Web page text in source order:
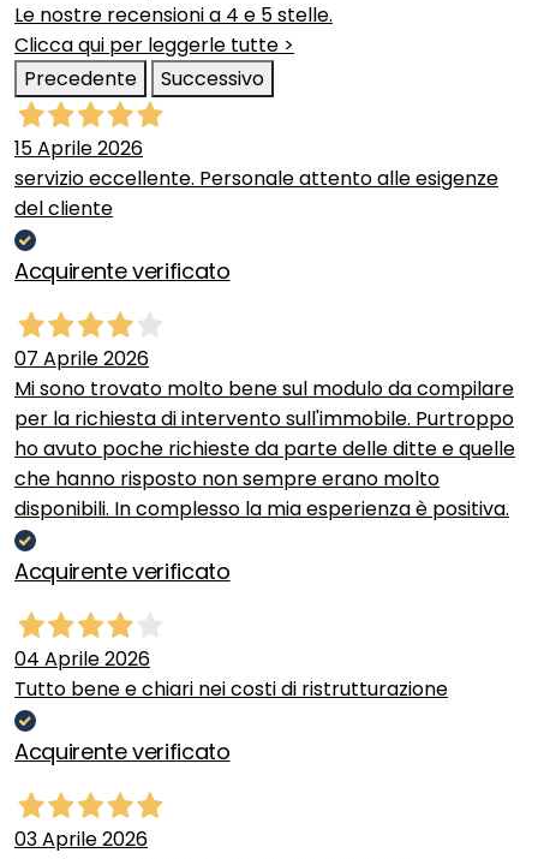
Le nostre recensioni a 4 e 5 stelle.
Clicca qui per leggerle tutte >
Precedente
Successivo
15 Aprile 2026
servizio eccellente. Personale attento alle esigenze
del cliente
Acquirente verificato
07 Aprile 2026
Mi sono trovato molto bene sul modulo da compilare
per la richiesta di intervento sull'immobile. Purtroppo
ho avuto poche richieste da parte delle ditte e quelle
che hanno risposto non sempre erano molto
disponibili. In complesso la mia esperienza è positiva.
Acquirente verificato
04 Aprile 2026
Tutto bene e chiari nei costi di ristrutturazione
Acquirente verificato
03 Aprile 2026